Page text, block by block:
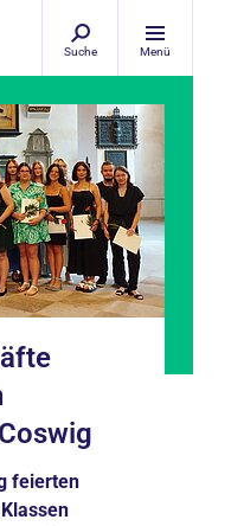
Suche Menü
feierten